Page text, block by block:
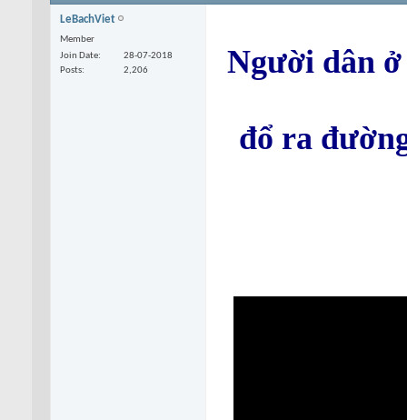
LeBachViet
Member
Join Date
28-07-2018
Posts
2,206 Người dân
đổ ra